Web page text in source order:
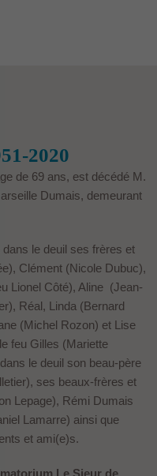
2020
de 69 ans, est décédé M.
Dumais, demeurant
le deuil ses frères et
Clément (Nicole Dubuc),
Lionel Côté), Aline (Jean-
Réal, Linda (Bernard
(Michel Rozon) et Lise
feu Gilles (Mariette
le deuil son beau-père
ses beaux-frères et
Lepage), Rémi Dumais
Lamarre) ainsi que
et ami(e)s.
Le Sieur de